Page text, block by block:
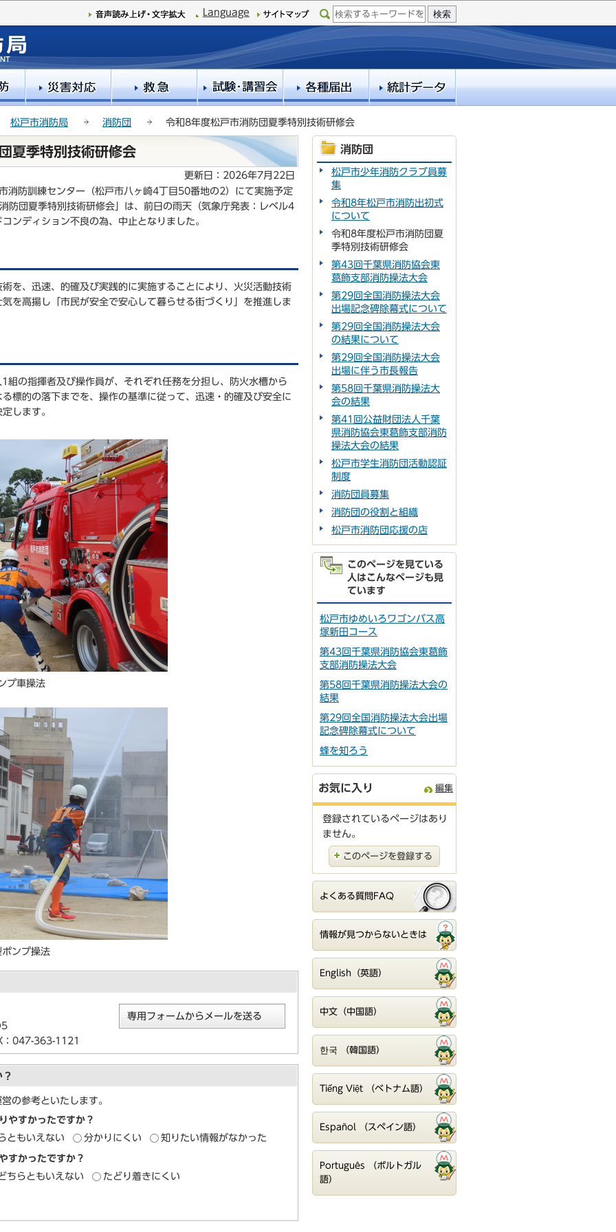
このページの本文へ移動Language
松戸市消防局 消防団 令和8年度松戸市消防団夏季特別技術研修会
夏季特別技術研修会
更新日：2026年7月22日
消防訓練センター（松戸市八ヶ崎4丁目50番地の2）にて実施予定
防団夏季特別技術研修会」は、前日の雨天（気象庁発表：レベル4
ンディション不良の為、中止となりました。
を、迅速、的確及び実践的に実施することにより、火災活動技術
を高揚し「市民が安全で安心して暮らせる街づくり」を推進しま
組の指揮者及び操作員が、それぞれ任務を分担し、防火水槽から
標的の落下までを、操作の基準に従って、迅速・的確及び安全に
します。
プ車操法
ポンプ操法
5
047-363-1121
専用フォームからメールを送る
の参考といたします。
やすかったですか？
ともいえない
分かりにくい 知りたい情報がなかった
すかったですか？
ちらともいえない
たどり着きにくい
消防団
松戸市少年消防クラブ員募
集
令和8年松戸市消防出初式
について
令和8年度松戸市消防団夏
季特別技術研修会
第43回千葉県消防協会東
葛飾支部消防操法大会
第29回全国消防操法大会
出場記念碑除幕式について
第29回全国消防操法大会
の結果について
第29回全国消防操法大会
出場に伴う市長報告
第58回千葉県消防操法大
会の結果
第41回公益財団法人千葉
県消防協会東葛飾支部消防
操法大会の結果
松戸市学生消防団活動認証
制度
消防団員募集
消防団の役割と組織
松戸市消防団応援の店
このページを見ている
人はこんなページも見
ています
松戸市ゆめいろワゴンバス高
塚新田コース
第43回千葉県消防協会東葛飾
支部消防操法大会
第58回千葉県消防操法大会の
結果
第29回全国消防操法大会出場
記念碑除幕式について
蜂を知ろう
お気に入り 編集
登録されているページはあり
ません。
このページを登録する
よくある質問FAQ
情報が見つからないときは
English（英語）
中文（中国語）
한국 （韓国語）
Tiếng Việt （ベトナム語）
Español （スペイン語）
Português （ポルトガル
語）